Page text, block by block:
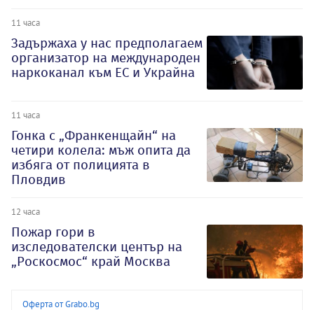
11 часа
Задържаха у нас предполагаем
организатор на международен
наркоканал към ЕС и Украйна
11 часа
Гонка с „Франкенщайн“ на
четири колела: мъж опита да
избяга от полицията в
Пловдив
12 часа
Пожар гори в
изследователски център на
„Роскосмос“ край Москва
Оферта от Grabo.bg